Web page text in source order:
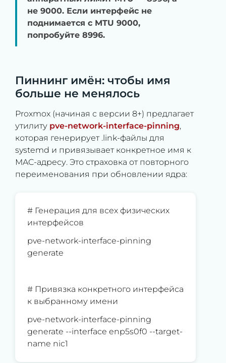
не 9000. Если интерфейс не
поднимается с MTU 9000,
попробуйте 8996.
Пиннинг имён: чтобы имя
больше не менялось
Proxmox (начиная с версии 8+) предлагает
утилиту pve-network-interface-pinning,
которая генерирует .link-файлы для
systemd и привязывает конкретное имя к
MAC-адресу. Это страховка от повторного
переименования при обновлении ядра:
# Генерация для всех физических
интерфейсов
pve-network-interface-pinning
generate
# Привязка конкретного интерфейса
к выбранному имени
pve-network-interface-pinning
generate --interface enp5s0f0 --target-
name nic1